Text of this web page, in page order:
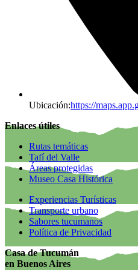
Ubicación:https://
Enlaces útiles
Rutas temáticas
Tafí del Valle
Áreas protegidas
Museo Casa Histórica
Experiencias Turísticas
Transporte urbano
Sabores tucumanos
Política de Privacidad
Casa de Tucumán
en Buenos Aires